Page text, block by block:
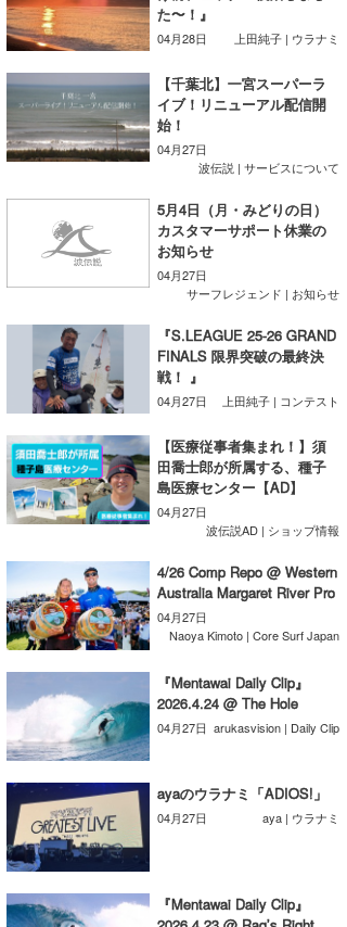
た〜！』
04月28日 上田純子 | ウラナミ
【千葉北】一宮スーパーラ
イブ！リニューアル配信開
始！
04月27日
波伝説 | サービスについて
5月4日（月・みどりの日）
カスタマーサポート休業の
お知らせ
04月27日
サーフレジェンド | お知らせ
『S.LEAGUE 25-26 GRAND
FINALS 限界突破の最終決
戦！ 』
04月27日 上田純子 | コンテスト
【医療従事者集まれ！】須
田喬士郎が所属する、種子
島医療センター【AD】
04月27日
波伝説AD | ショップ情報
4/26 Comp Repo @ Western
Australia Margaret River Pro
04月27日
Naoya Kimoto | Core Surf Japan
『Mentawai Daily Clip』
2026.4.24 @ The Hole
04月27日 arukasvision | Daily Clip
ayaのウラナミ「ADIOS!」
04月27日 aya | ウラナミ
『Mentawai Daily Clip』
KOBU
KY
MIN
mitz
OYZ
S.K
Soulman
VAGY
waka☆=
たっちー
ハンマー
まっきー
三輪予報士
小川予報士
上田純子
上條将美
唐澤予報士
SancheZ
ゴン
米山予報士